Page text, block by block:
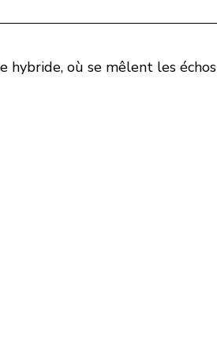
hybride, où se mêlent les échos